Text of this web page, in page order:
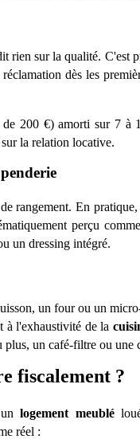
rien sur la qualité. C'est
réclamation dès les premiè
de 200 €) amorti sur 7 à
la relation locative.
rangement. En pratique,
perçu
un dressing intégré.
un four ou un
à l'exhaustivité de la
plus, un café-filtre ou une
fiscalement ?
logement meublélou
réel :